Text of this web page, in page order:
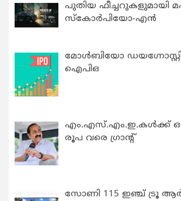
പുതിയ ഫീച്ചറുകളുമായി
സ്കോർപിയോ-എൻ
മോൾബിയോ
ഐപിഒ
എം.എസ്.എം.ഇ.കൾക്ക്
രൂപ വരെ ഗ്രാന്റ്
സോണി 115 ഇഞ്ച് ട്രൂ